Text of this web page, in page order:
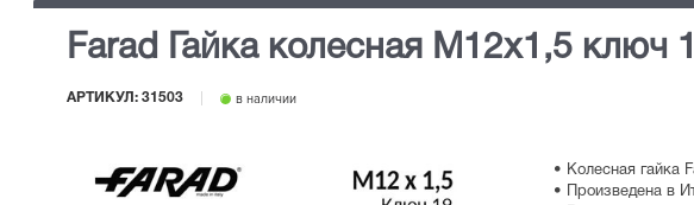
Farad Гайка колесная М12х1,5 ключ
АРТИКУЛ: 31503 в наличии
• Колесная гайка
• Произведена в